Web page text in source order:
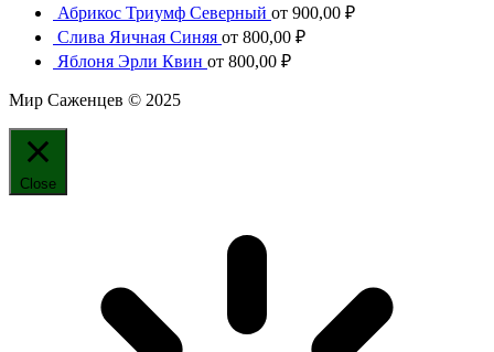
Абрикос Триумф Северный от 900,00 ₽
Слива Яичная Синяя от 800,00 ₽
Яблоня Эрли Квин от 800,00 ₽
Мир Саженцев © 2025
Close